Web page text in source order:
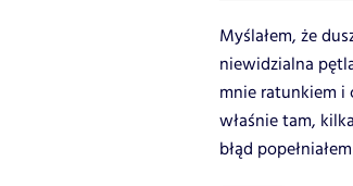
Myślałem, że
niewidzialna
mnie ratunkiem i
właśnie tam,
błąd